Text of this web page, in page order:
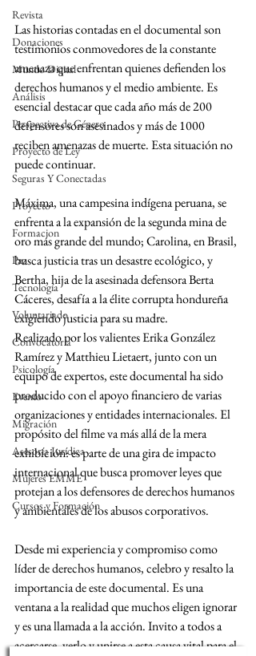
Revista
Donaciones
Mundo Digital
Análisis
Perspectiva de Género
Proyecto de Ley
Seguras Y Conectadas
Proyecto
Formacion
Paz
Tecnología
Voluntariado
Convocatoria
Psicología
Evento
Migración
Asesoría Jurídica
Mujeres EMME
Cursos y Formación
Las historias contadas en el documental son
testimonios conmovedores de la constante
amenaza que enfrentan quienes defienden los
derechos humanos y el medio ambiente. Es
esencial destacar que cada año más de 200
defensores son asesinados y más de 1000
reciben amenazas de muerte. Esta situación no
puede continuar.
Máxima, una campesina indígena peruana, se
enfrenta a la expansión de la segunda mina de
oro más grande del mundo; Carolina, en Brasil,
busca justicia tras un desastre ecológico, y
Bertha, hija de la asesinada defensora Berta
Cáceres, desafía a la élite corrupta hondureña
exigiendo justicia para su madre.
Realizado por los valientes Erika González
Ramírez y Matthieu Lietaert, junto con un
equipo de expertos, este documental ha sido
producido con el apoyo financiero de varias
organizaciones y entidades internacionales. El
propósito del filme va más allá de la mera
exhibición: es parte de una gira de impacto
internacional que busca promover leyes que
protejan a los defensores de derechos humanos
y ambientales de los abusos corporativos.
Desde mi experiencia y compromiso como
líder de derechos humanos, celebro y resalto la
importancia de este documental. Es una
ventana a la realidad que muchos eligen ignorar
y es una llamada a la acción. Invito a todos a
acercarse, verlo y unirse a esta causa vital para el